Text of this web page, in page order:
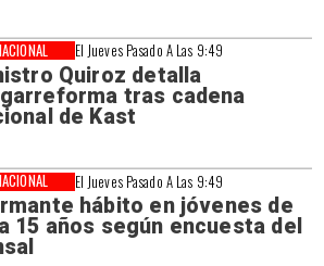
El Jueves Pasado A Las 9:49
Quiroz detalla
tras cadena
de Kast
El Jueves Pasado A Las 9:49
hábito en jóvenes de
15 años según encuesta del